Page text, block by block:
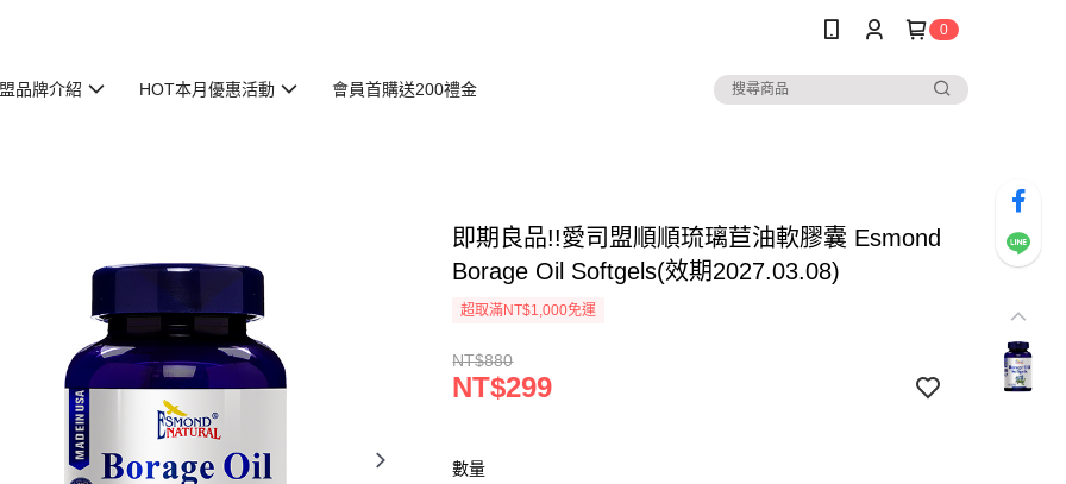
0
品牌介紹 HOT本月優惠活動 會員首購送200禮金
即期良品!!愛司盟順順琉璃苣油軟膠囊 Esmond
Borage Oil Softgels(效期2027.03.08)
超取滿NT$1,000免運
NT$880
NT$299
數量